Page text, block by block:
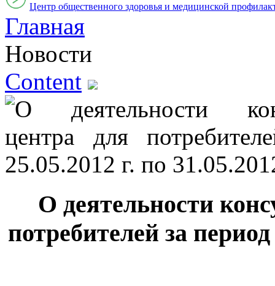
Центр общественного здоровья и медицинской
Главная
Новости
Content
О деятельности
потребителей за